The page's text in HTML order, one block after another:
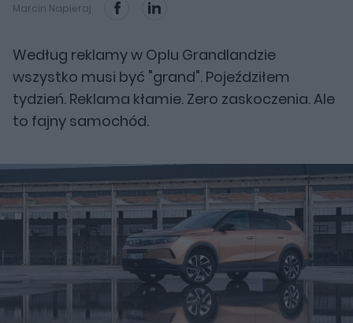
Marcin Napieraj
Według reklamy w Oplu Grandlandzie
wszystko musi być "grand". Pojeździłem
tydzień. Reklama kłamie. Zero zaskoczenia. Ale
to fajny samochód.